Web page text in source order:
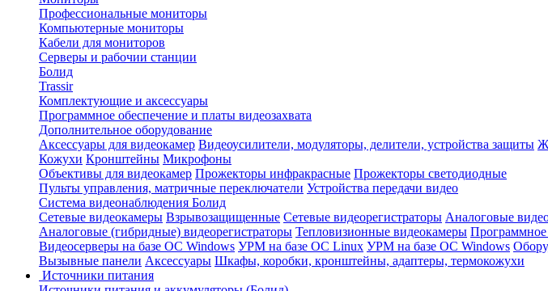
Профессиональные мониторы
Компьютерные мониторы
Кабели для мониторов
Серверы и рабочии станции
Болид
Trassir
Комплектующие и аксессуары
Программное обеспечение и платы видеозахвата
Дополнительное оборудование
Аксессуары для видеокамер Видеоусилители, модуляторы, делители, устройства защиты
Кожухи Кронштейны Микрофоны
Объективы для видеокамер Прожекторы инфракрасные Прожекторы светодиодные
Пульты управления, матричные переключатели Устройства передачи видео
Система видеонаблюдения Болид
Сетевые видеокамеры Взрывозащищенные Сетевые видеорегистраторы Аналоговые
Аналоговые (гибридные) видеорегистраторы Тепловизионные видеокамеры Программное
Видеосерверы на базе ОС Windows УРМ на базе ОС Linux УРМ на базе ОС Windows
Вызывные панели Аксессуары Шкафы, коробки, кронштейны, адаптеры, термокожухи
Источники питания